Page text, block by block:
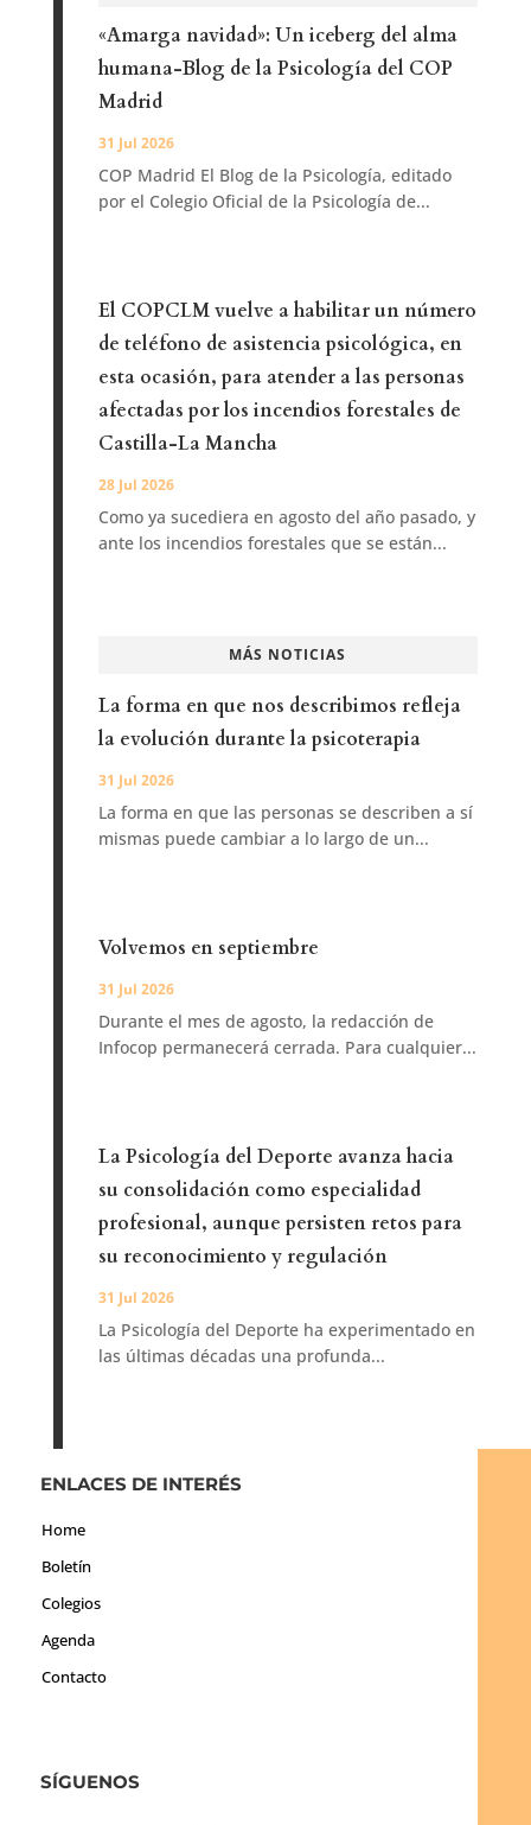
«Amarga navidad»: Un iceberg del alma
humana-Blog de la Psicología del COP
Madrid
31 Jul 2026
COP Madrid El Blog de la Psicología, editado
por el Colegio Oficial de la Psicología de...
El COPCLM vuelve a habilitar un número
de teléfono de asistencia psicológica, en
esta ocasión, para atender a las personas
afectadas por los incendios forestales de
Castilla-La Mancha
28 Jul 2026
Como ya sucediera en agosto del año pasado, y
ante los incendios forestales que se están...
MÁS NOTICIAS
La forma en que nos describimos refleja
la evolución durante la psicoterapia
31 Jul 2026
La forma en que las personas se describen a sí
mismas puede cambiar a lo largo de un...
Volvemos en septiembre
31 Jul 2026
Durante el mes de agosto, la redacción de
Infocop permanecerá cerrada. Para cualquier...
La Psicología del Deporte avanza hacia
su consolidación como especialidad
profesional, aunque persisten retos para
su reconocimiento y regulación
31 Jul 2026
La Psicología del Deporte ha experimentado en
las últimas décadas una profunda...
ENLACES DE INTERÉS
Home
Boletín
Colegios
Agenda
Contacto
SÍGUENOS